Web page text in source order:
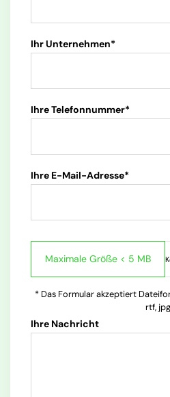
Ihr Unternehmen*
Ihre Telefonnummer*
Ihre E-Mail-Adresse*
* Das Formular akzeptiert
rtf, jpg
Ihre Nachricht